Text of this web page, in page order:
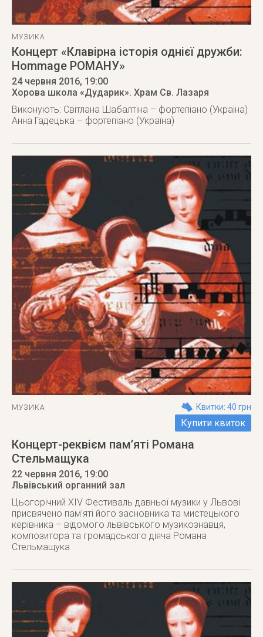
МУЗИКА
Концерт «Клавірна історія однієї дружби:
Hommage РОМАНУ»
24 червня 2016, 19:00
Хорова школа «Дударик». Храм Св. Лазаря
Виконують: Світлана Шабалтіна – фортепіано (Україна)
Анна Гадецька – фортепіано (Україна)
МУЗИКА Квитки: 40 грн
Купити квиток
Концерт-реквієм пам’яті Романа
Стельмащука
22 червня 2016, 19:00
Львівський органний зал
Цьогорічний XIV Фестиваль давньої музики у Львові
присвячено пам'яті його засновника та мистецького
керівника – відомого львівського музикознавця,
композитора та громадського діяча Романа
Стельмащука